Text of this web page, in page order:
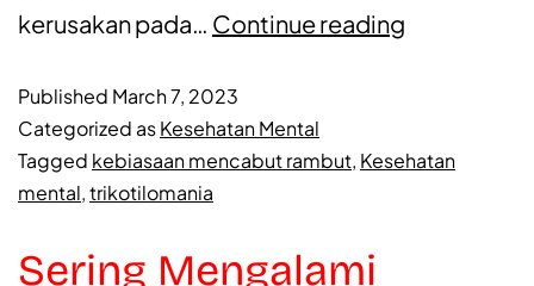
kerusakan pada… Continue reading
Published March 7, 2023
Categorized asKesehatan Mental
Tagged kebiasaan mencabut rambut, Kesehatan
mental,trikotilomania
Sering Mengalami